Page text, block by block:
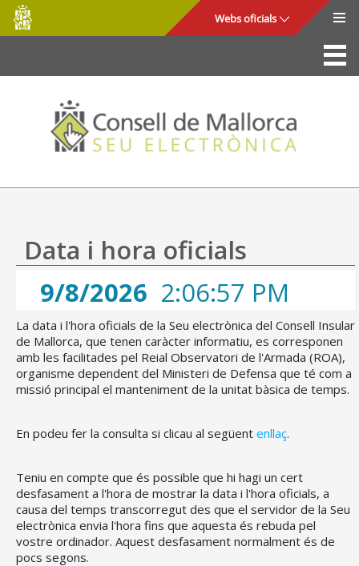
Salta al contingut principal
CONSELL DE MALLORCA
SEU ELECTRÒNICA
Consell
de
Mallorca
Webs oficials
La Seu
Consell de Mallorca
Accés i seguretat
Utilitats
Mapa web
Ajuda
Data i hora oficials
9/8/2026 2:06:57 PM
La data i l'hora oficials de la Seu electrònica del Consell Insular
de Mallorca, que tenen caràcter informatiu, es corresponen
amb les facilitades pel Reial Observatori de l'Armada (ROA),
organisme dependent del Ministeri de Defensa que té com a
missió principal el manteniment de la unitat bàsica de temps.
En podeu fer la consulta si clicau al següent enllaç.
Teniu en compte que és possible que hi hagi un cert
desfasament a l'hora de mostrar la data i l'hora oficials, a
causa del temps transcorregut des que el servidor de la Seu
electrònica envia l'hora fins que aquesta és rebuda pel
vostre ordinador. Aquest desfasament normalment és de
pocs segons.